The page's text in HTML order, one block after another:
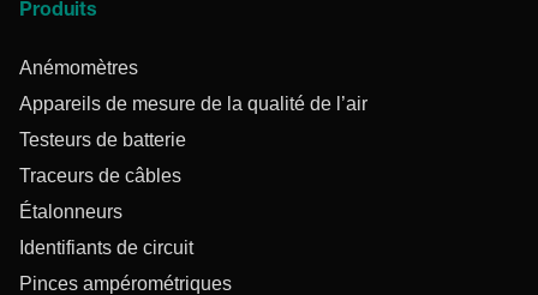
Produits
Anémomètres
Appareils de mesure de la qualité de l’air
Testeurs de batterie
Traceurs de câbles
Étalonneurs
Identifiants de circuit
Pinces ampérométriques